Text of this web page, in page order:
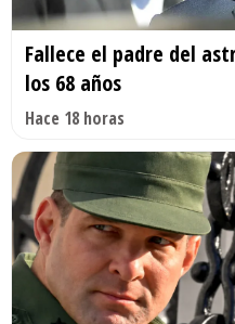
Fallece el padre del
los 68 años
Hace 18 horas